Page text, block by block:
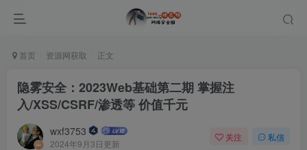
首页 资源网获取 正文
隐雾安全：2023Web基础第二期 掌握注
入/XSS/CSRF/渗透等 价值千元
wxf3753
2024年9月3日更新
关注 私信